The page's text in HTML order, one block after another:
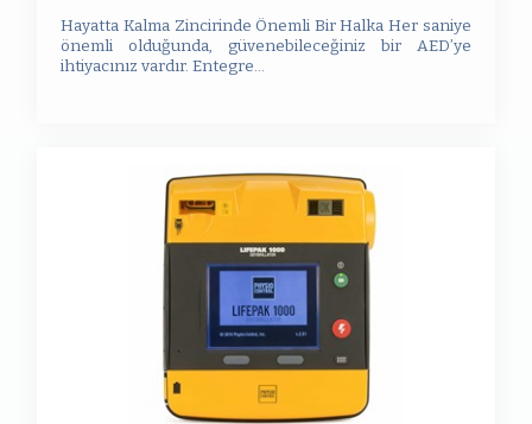
Hayatta Kalma Zincirinde Önemli Bir Halka Her saniye
önemli olduğunda, güvenebileceğiniz bir AED’ye
ihtiyacınız vardır. Entegre...